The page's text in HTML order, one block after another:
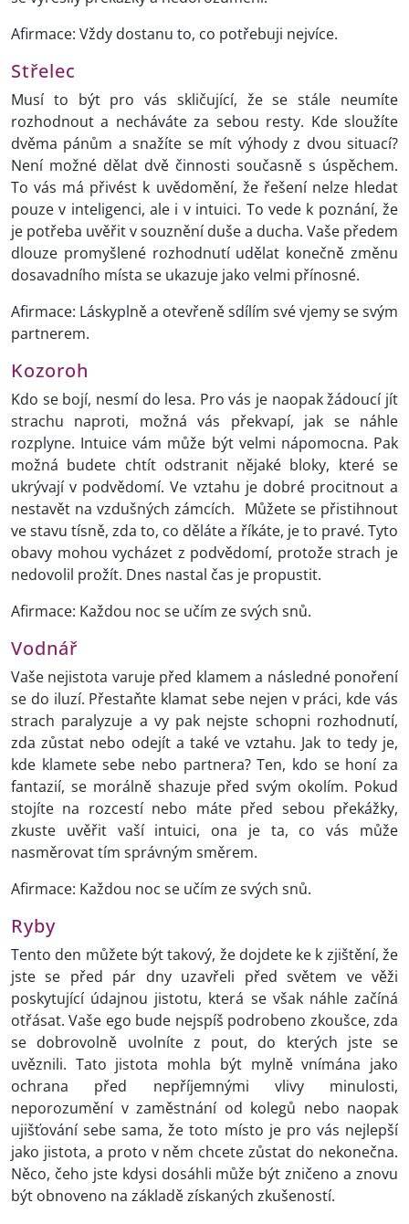
Afirmace: Vždy dostanu to, co potřebuji nejvíce.
Střelec
Musí to být pro vás skličující, že se stále neumíte
rozhodnout a necháváte za sebou resty. Kde sloužíte
dvěma pánům a snažíte se mít výhody z dvou situací?
Není možné dělat dvě činnosti současně s úspěchem.
To vás má přivést k uvědomění, že řešení nelze hledat
pouze v inteligenci, ale i v intuici. To vede k poznání, že
je potřeba uvěřit v souznění duše a ducha. Vaše předem
dlouze promyšlené rozhodnutí udělat konečně změnu
dosavadního místa se ukazuje jako velmi přínosné.
Afirmace: Láskyplně a otevřeně sdílím své vjemy se svým
partnerem.
Kozoroh
Kdo se bojí, nesmí do lesa. Pro vás je naopak žádoucí jít
strachu naproti, možná vás překvapí, jak se náhle
rozplyne. Intuice vám může být velmi nápomocna. Pak
možná budete chtít odstranit nějaké bloky, které se
ukrývají v podvědomí. Ve vztahu je dobré procitnout a
nestavět na vzdušných zámcích. Můžete se přistihnout
ve stavu tísně, zda to, co děláte a říkáte, je to pravé. Tyto
obavy mohou vycházet z podvědomí, protože strach je
nedovolil prožít. Dnes nastal čas je propustit.
Afirmace: Každou noc se učím ze svých snů.
Vodnář
Vaše nejistota varuje před klamem a následné ponoření
se do iluzí. Přestaňte klamat sebe nejen v práci, kde vás
strach paralyzuje a vy pak nejste schopni rozhodnutí,
zda zůstat nebo odejít a také ve vztahu. Jak to tedy je,
kde klamete sebe nebo partnera? Ten, kdo se honí za
fantazií, se morálně shazuje před svým okolím. Pokud
stojíte na rozcestí nebo máte před sebou překážky,
zkuste uvěřit vaší intuici, ona je ta, co vás může
nasměrovat tím správným směrem.
Afirmace: Každou noc se učím ze svých snů.
Ryby
Tento den můžete být takový, že dojdete ke k zjištění, že
jste se před pár dny uzavřeli před světem ve věži
poskytující údajnou jistotu, která se však náhle začíná
otřásat. Vaše ego bude nejspíš podrobeno zkoušce, zda
se dobrovolně uvolníte z pout, do kterých jste se
uvěznili. Tato jistota mohla být mylně vnímána jako
ochrana před nepříjemnými vlivy minulosti,
neporozumění v zaměstnání od kolegů nebo naopak
ujišťování sebe sama, že toto místo je pro vás nejlepší
jako jistota, a proto v něm chcete zůstat do nekonečna.
Něco, čeho jste kdysi dosáhli může být zničeno a znovu
být obnoveno na základě získaných zkušeností.